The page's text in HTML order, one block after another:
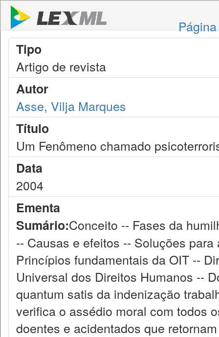
Tipo
Artigo de revista
Autor
Asse, Vilja Marques
Título
Um Fenômeno chamado
Data
2004
Ementa
Sumário:Conceito -- Fases da
-- Causas e efeitos -- Soluções
Princípios fundamentais da OIT --
Universal dos Direitos Humanos --
quantum satis da indenização
verifica o assédio moral com todos
doentes e acidentados que